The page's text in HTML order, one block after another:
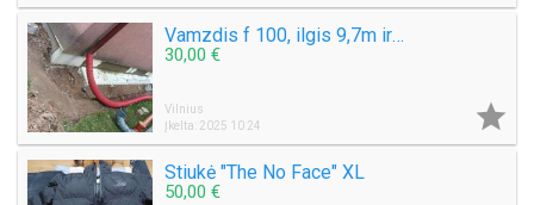
Vamzdis f 100, ilgis 9,7m ir f60 L14m, gofras
30,00 €
Vilnius
Įkelta: 2025 10 24

Stiukė "The No Face" XL
50,00 €